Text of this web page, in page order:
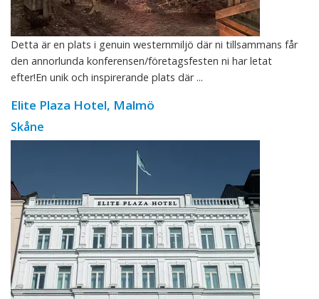
Detta är en plats i genuin westernmiljö där ni tillsammans får
den annorlunda konferensen/företagsfesten ni har letat
efter!En unik och inspirerande plats där ...
Elite Plaza Hotel, Malmö
Skåne